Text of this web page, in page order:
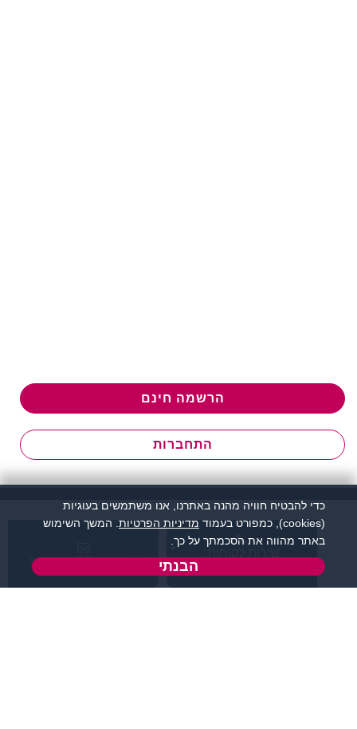
הרשמה חינם
התחברות
support@flirtut.co.il
כדי להבטיח חוויה מהנה באתרנו, אנו משתמשים בעוגיות
(cookies), כמפורט בעמוד
מדיניות הפרטיות . המשך השימוש
באתר מהווה את הסכמתך על כך.
הבנתי